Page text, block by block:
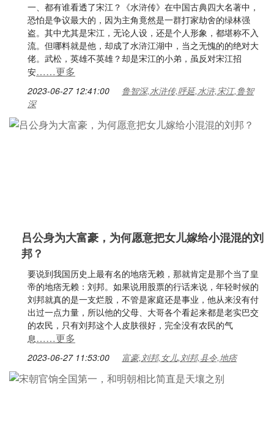
一、都有谁看透了宋江？《水浒传》在中国古典四大名著中，
恐怕是争议最大的，因为主角竟然是一群打家劫舍的绿林强
盗。其中尤其是宋江，无论人设，还是个人形象，都堪称不入
流。但哪料就是他，却成了水浒江湖中，当之无愧的的绝对大
佬。武松，英雄不英雄？却是宋江的小弟，虽反对宋江招
安……更多
2023-06-27 12:41:00
鲁智深,水浒传,呼延,水浒,宋江,鲁智
深
吕公身为大富豪，为何愿意把女儿嫁给小混混的刘
邦？
要说到我国历史上最有名的地痞无赖，那就肯定是那个当了皇
帝的地痞无赖：刘邦。如果说用股票的行话来说，年轻时候的
刘邦就真的是一支烂股，不管是家庭还是事业，他从来没有付
出过一点力量，所以他的父母、大哥各个看起来都是老实巴交
的农民，只有刘邦这个人皮肤很好，完全没有农民的气
息……更多
2023-06-27 11:53:00 富豪,刘邦,女儿,刘邦,县令,地痞